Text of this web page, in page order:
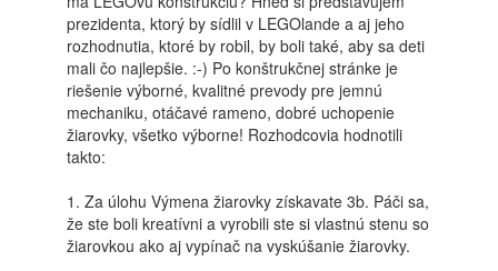
prezidenta, ktorý by sídlil v LEGOlande a aj jeho
rozhodnutia, ktoré by robil, by boli také, aby sa deti
mali čo najlepšie. :-) Po konštrukčnej stránke je
riešenie výborné, kvalitné prevody pre jemnú
mechaniku, otáčavé rameno, dobré uchopenie
žiarovky, všetko výborne! Rozhodcovia hodnotili
takto:
1. Za úlohu Výmena žiarovky získavate 3b. Páči sa,
že ste boli kreatívni a vyrobili ste si vlastnú stenu so
žiarovkou ako aj vypínač na vyskúšanie žiarovky.